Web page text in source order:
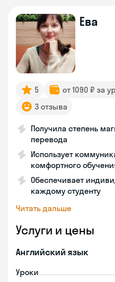
Ева
5 от 1090 ₽ за
3 отзыва
Получила степень
перевода
Использует
комфортного
Обеспечивает
каждому студенту
Читать дальше
Услуги и цены
Английский язык
Уроки